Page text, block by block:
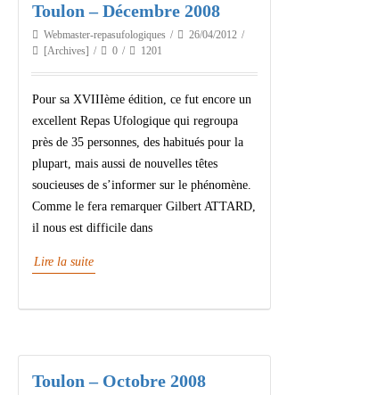
Toulon – Décembre 2008
Webmaster-repasufologiques
26/04/2012
[Archives]
0 1201
Pour sa XVIIIème édition, ce fut encore un
excellent Repas Ufologique qui regroupa
près de 35 personnes, des habitués pour la
plupart, mais aussi de nouvelles têtes
soucieuses de s’informer sur le phénomène.
Comme le fera remarquer Gilbert ATTARD,
il nous est difficile dans
Lire la suite
Toulon – Octobre 2008